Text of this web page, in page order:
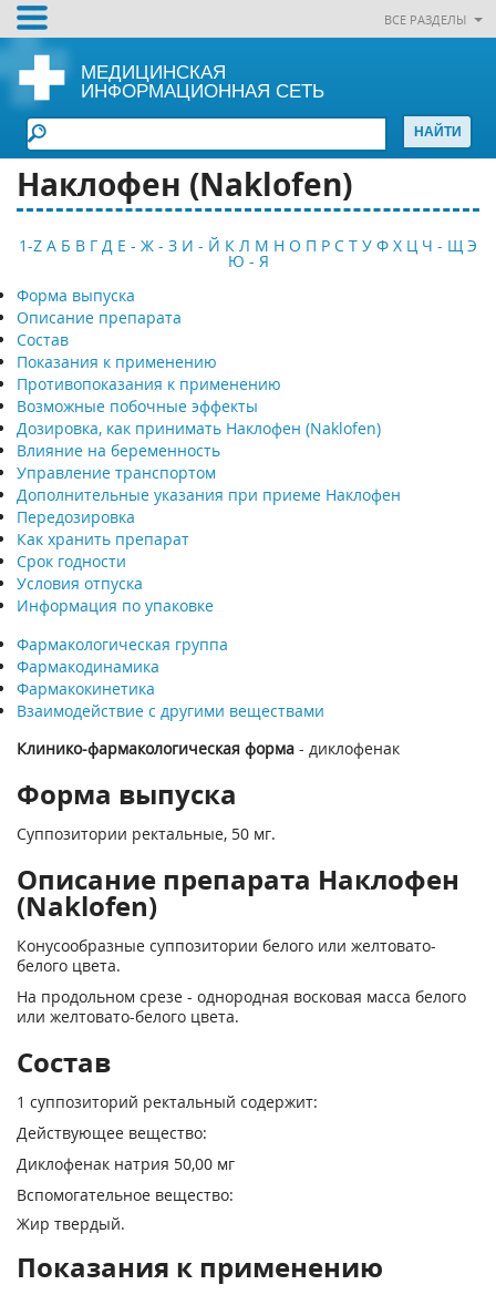
ВСЕ РАЗДЕЛЫ
МЕДИЦИНСКАЯ
ИНФОРМАЦИОННАЯ СЕТЬ
Наклофен (Naklofen)
1-Z А Б В Г Д Е - Ж - З И - Й К Л М Н О П Р С Т У Ф Х Ц Ч - Щ Э
Ю - Я
Форма выпуска
Описание препарата
Состав
Показания к применению
Противопоказания к применению
Возможные побочные эффекты
Дозировка, как принимать Наклофен (Naklofen)
Влияние на беременность
Управление транспортом
Дополнительные указания при приеме Наклофен
Передозировка
Как хранить препарат
Срок годности
Условия отпуска
Информация по упаковке
Фармакологическая группа
Фармакодинамика
Фармакокинетика
Взаимодействие с другими веществами
Клинико-фармакологическая форма - диклофенак
Форма выпуска
Суппозитории ректальные, 50 мг.
Описание препарата Наклофен
(Naklofen)
Конусообразные суппозитории белого или желтовато-
белого цвета.
На продольном срезе - однородная восковая масса белого
или желтовато-белого цвета.
Состав
1 суппозиторий ректальный содержит:
Действующее вещество:
Диклофенак натрия 50,00 мг
Вспомогательное вещество:
Жир твердый.
Показания к применению